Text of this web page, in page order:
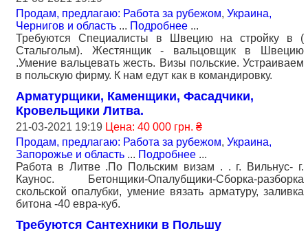
Продам, предлагаю: Работа за рубежом, Украина,
Чернигов и область ... Подробнее ...
Требуются Специалисты в Швецию на стройку в (
Стальгольм). Жестянщик - вальцовщик в Швецию
.Умение вальцевать жесть. Визы польские. Устраиваем
в польскую фирму. К нам едут как в командировку.
Арматурщики, Каменщики, Фасадчики,
Кровельщики Литва.
21-03-2021 19:19 Цена: 40 000 грн. ₴
Продам, предлагаю: Работа за рубежом, Украина,
Запорожье и область ... Подробнее ...
Работа в Литве .По Польским визам . . г. Вильнус- г.
Каунос. Бетонщики-Опалубщики-Сборка-разборка
скольской опалубки, умение вязать арматуру, заливка
битона -40 евра-куб.
Требуются Сантехники в Польшу